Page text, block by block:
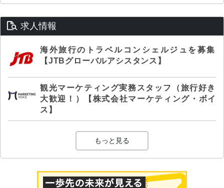
求人情報
海外旅行のトラベルコンシェルジュを募集
【JTBグローバルアシスタンス】
観光マーケティング実務スタッフ（旅行好き
大歓迎！）【株式会社マーケティング・ボイ
ス】
もっと見る